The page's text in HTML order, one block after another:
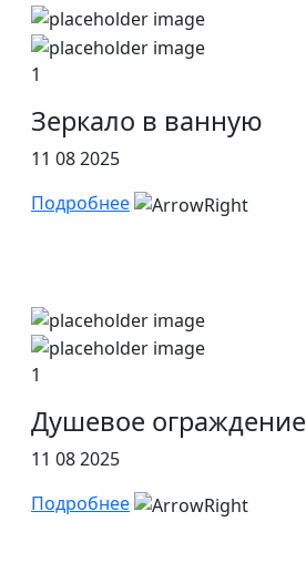
1
Зеркало в ванную
11 08 2025
Подробнее
1
Душевое ограждение
11 08 2025
Подробнее